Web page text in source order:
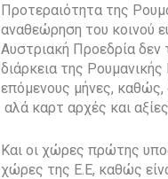
Προτεραιότητα της
αναθεώρηση του κοινού
Αυστριακή Προεδρία
διάρκεια της
επόμενους μήνες, καθώς,
αλά καρτ αρχές και
Και οι χώρες πρώτης
χώρες της Ε.Ε, καθώς